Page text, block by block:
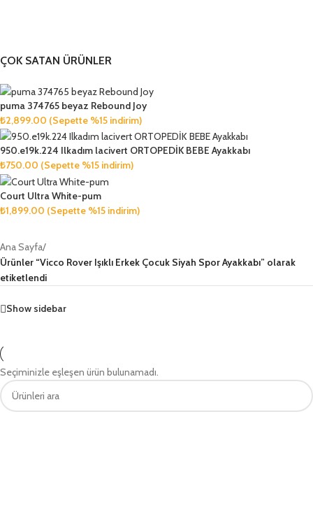
ÇOK SATAN ÜRÜNLER
puma 374765 beyaz Rebound Joy
₺2,899.00 (Sepette %15 indirim)
950.e19k.224 Ilkadım lacivert ORTOPEDİK BEBE Ayakkabı
₺750.00 (Sepette %15 indirim)
Court Ultra White-pum
₺1,899.00 (Sepette %15 indirim)
Ana Sayfa/
Ürünler “Vicco Rover Işıklı Erkek Çocuk Siyah Spor Ayakkabı” olarak
etiketlendi
Show sidebar
Seçiminizle eşleşen ürün bulunamadı.